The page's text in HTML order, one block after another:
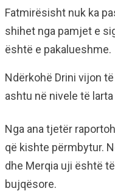
Fatmirësisht nuk ka
shihet nga pamjet e
është e pakalueshme.
Ndërkohë Drini vijon
ashtu në nivele të
Nga ana tjetër
që kishte përmbytur.
dhe Merqia uji është
bujqësore.